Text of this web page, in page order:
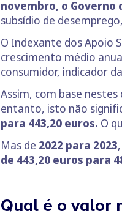
novembro, o Governo
subsídio de
O Indexante dos Apoio
crescimento médio
consumidor, indicador
Assim, com base
entanto, isto não
para 443,20 euros. O
Mas de 2022 para 2023
de 443,20 euros para
Qual é o valor